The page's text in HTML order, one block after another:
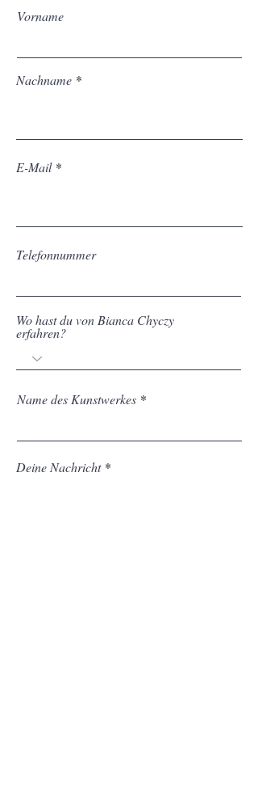
Vorname
Nachname
E-Mail
Telefonnummer
Wo hast du von Bianca Chyczy
erfahren?
Name des Kunstwerkes
Deine Nachricht